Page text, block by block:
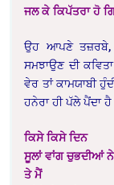
ਜਲ ਕੇ ਕਿਪੱਤਰਾ ਹੋ
ਉਹ ਆਪਣੇ ਤਜ਼ਰਬੇ,
ਸਮਝਾਉਣ ਦੀ
ਵੇਰ ਤਾਂ ਕਾਮਯਾਬੀ
ਹਨੇਰਾ ਹੀ ਪੱਲੇ ਪੈਂਦਾ ਹੈ
ਕਿਸੇ ਕਿਸੇ ਦਿਨ
ਸੂਲਾਂ ਵਾਂਗ ਚੁਭਦੀਆਂ
ਤੇ ਮੈਂ